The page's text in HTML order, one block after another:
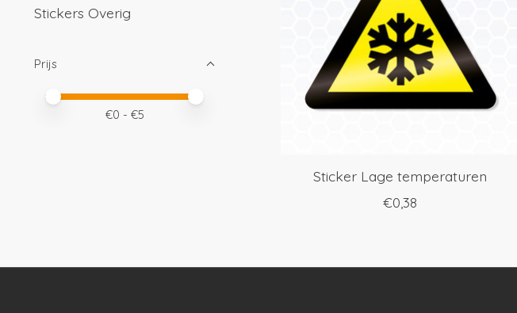
Stickers Overig
Prijs
Minimale prijswaarde
Price maximum value
€0 - €5
Sticker Lage temperaturen
€0,38